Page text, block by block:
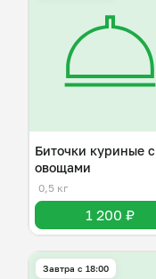
Биточки куриные с
овощами
0,5 кг
1 200 ₽
Завтра c 18:00